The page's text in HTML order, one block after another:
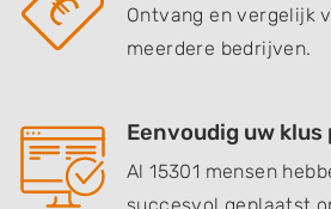
Ontvang en vergelijk
meerdere bedrijven.
Eenvoudig uw
Al 15301 mensen